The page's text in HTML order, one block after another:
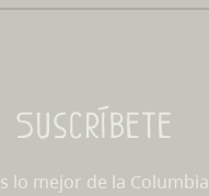
Suscríbete
lo mejor de la